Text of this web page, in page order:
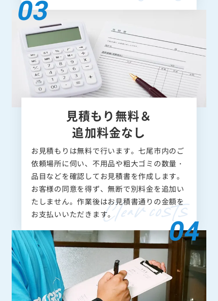
見積もり無料＆
追加料金なし
お見積もりは無料で行います。七尾市内のご
依頼場所に伺い、不用品や粗大ゴミの数量・
品目などを確認してお見積書を作成します。
お客様の同意を得ず、無断で別料金を追加い
たしません。作業後はお見積書通りの金額を
お支払いいただきます。